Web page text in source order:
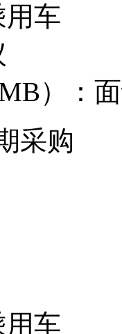
用车
）：
采购
用车